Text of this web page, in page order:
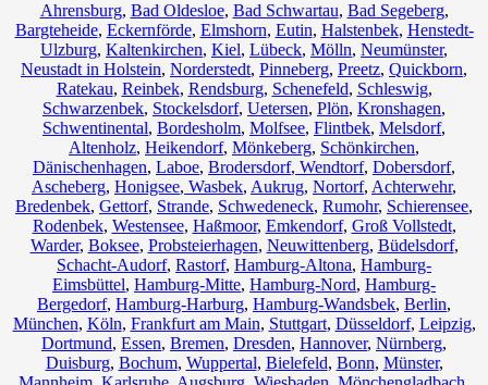
Ahrensburg, Bad Oldesloe, Bad Schwartau, Bad Segeberg,
Bargteheide, Eckernförde, Elmshorn, Eutin, Halstenbek, Henstedt-
Ulzburg, Kaltenkirchen, Kiel, Lübeck, Mölln, Neumünster,
Neustadt in Holstein, Norderstedt, Pinneberg, Preetz, Quickborn,
Ratekau, Reinbek, Rendsburg, Schenefeld, Schleswig,
Schwarzenbek, Stockelsdorf, Uetersen, Plön, Kronshagen,
Schwentinental, Bordesholm, Molfsee, Flintbek, Melsdorf,
Altenholz, Heikendorf, Mönkeberg, Schönkirchen,
Dänischenhagen, Laboe, Brodersdorf, Wendtorf, Dobersdorf,
Ascheberg, Honigsee, Wasbek, Aukrug, Nortorf, Achterwehr,
Bredenbek, Gettorf, Strande, Schwedeneck, Rumohr, Schierensee,
Rodenbek, Westensee, Haßmoor, Emkendorf, Groß Vollstedt,
Warder, Boksee, Probsteierhagen, Neuwittenberg, Büdelsdorf,
Schacht-Audorf, Rastorf, Hamburg-Altona, Hamburg-
Eimsbüttel, Hamburg-Mitte, Hamburg-Nord, Hamburg-
Bergedorf, Hamburg-Harburg, Hamburg-Wandsbek, Berlin,
München, Köln, Frankfurt am Main, Stuttgart, Düsseldorf, Leipzig,
Dortmund, Essen, Bremen, Dresden, Hannover, Nürnberg,
Duisburg, Bochum, Wuppertal, Bielefeld, Bonn, Münster,